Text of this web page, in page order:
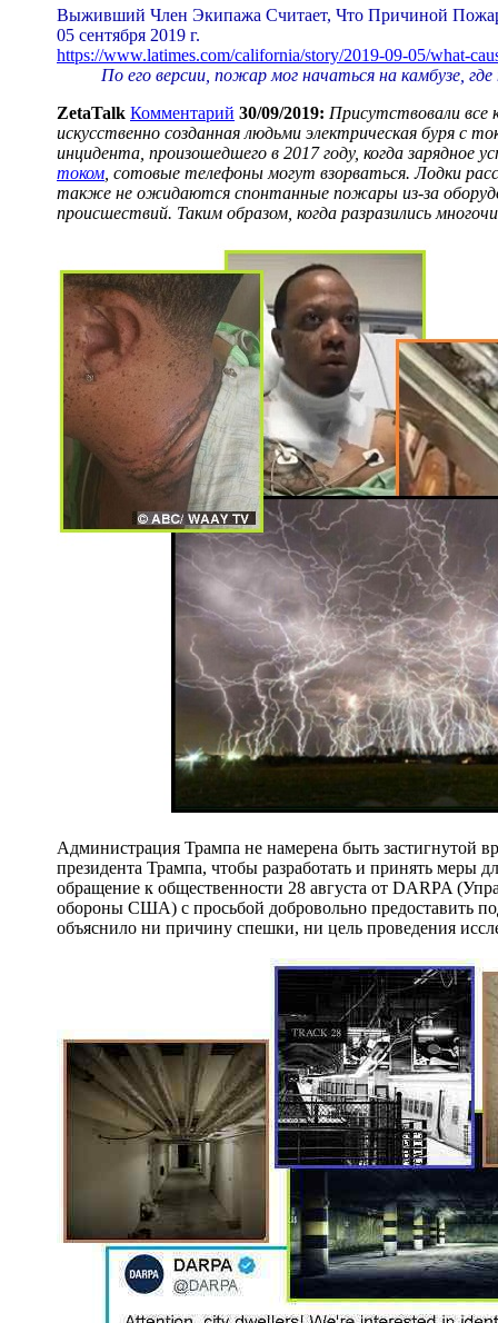
Выживший Член Экипажа Считает, Что Причиной
05 сентября 2019 г.
https://www.latimes.com/california/story/2019-09-05/what-
По его версии, пожар мог начаться на камбузе,
ZetaTalk Комментарий 30/09/2019: Присутствовали
искусственно созданная людьми электрическая буря с
инцидента, произошедшего в 2017 году, когда зарядное
током , сотовые телефоны могут взорваться. Лодки
также не ожидаются спонтанные пожары из-за
происшествий. Таким образом, когда разразились
Администрация Трампа не намерена быть застигнутой
президента Трампа, чтобы разработать и принять
обращение к общественности 28 августа от DARPA
обороны США) с просьбой добровольно предоставить
объяснило ни причину спешки, ни цель проведения